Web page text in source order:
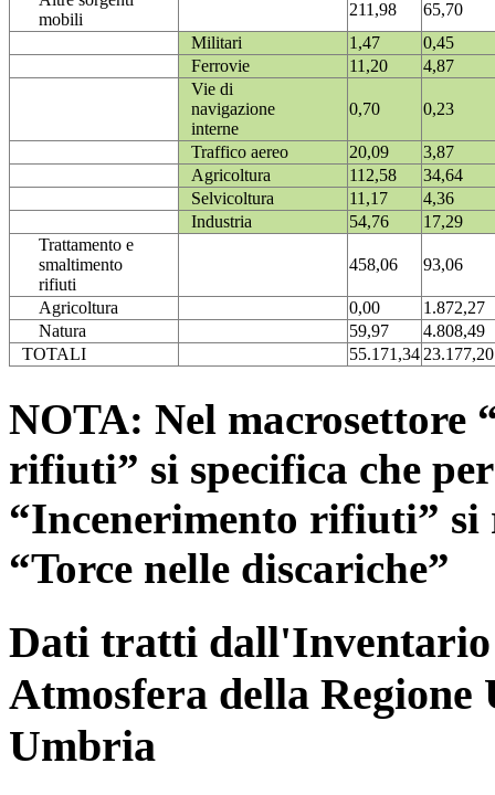
mobili
211,98
65,70
Militari
1,47
0,45
Ferrovie
11,20
4,87
Vie di
navigazione
interne
0,70 0,23
Traffico aereo 20,09
3,87
Agricoltura
112,58
34,64
Selvicoltura
11,17
4,36
Industria
54,76
17,29
Trattamento e
smaltimento
rifiuti
458,06 93,06
Agricoltura 0,00
1.872,27
Natura
59,97
4.808,49
TOTALI
55.171,3423.177,20
NOTA: Nel macrosettore
rifiuti” si specifica che
“Incenerimento rifiuti”
“Torce nelle discariche”
Dati tratti dall'Inventario
Atmosfera della
Umbria